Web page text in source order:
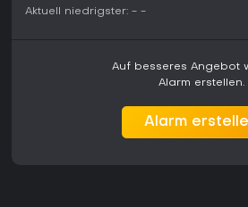
Aktuell niedrigster: - -
Auf besseres Angebot
Alarm erstellen.
Alarm